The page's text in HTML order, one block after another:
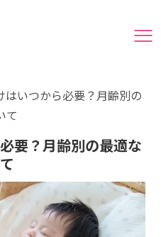
はいつから必要？月齢別の
て
要？月齢別の最適な